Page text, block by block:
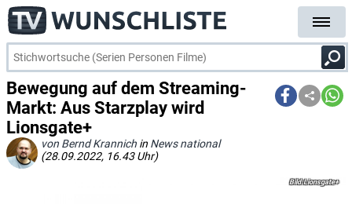
Bewegung auf dem Streaming-
Markt: Aus Starzplay wird
Lionsgate+
von Bernd Krannich in News national
(28.09.2022, 16.43 Uhr)
Lionsgate+